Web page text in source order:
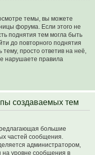
темы, вы можете
форума. Если этого не
поднятия тем могла быть
до повторного поднятия
просто ответив на неё,
нарушаете правила
создаваемых тем
большие
частей сообщения.
администратором,
на уровне сообщения в